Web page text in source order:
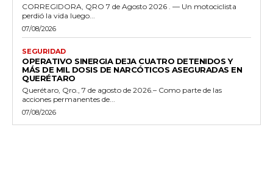
CORREGIDORA, QRO 7 de Agosto 2026 . — Un motociclista
perdió la vida luego...
07/08/2026
SEGURIDAD
OPERATIVO SINERGIA DEJA CUATRO DETENIDOS Y
MÁS DE MIL DOSIS DE NARCÓTICOS ASEGURADAS EN
QUERÉTARO
Querétaro, Qro., 7 de agosto de 2026.– Como parte de las
acciones permanentes de...
07/08/2026